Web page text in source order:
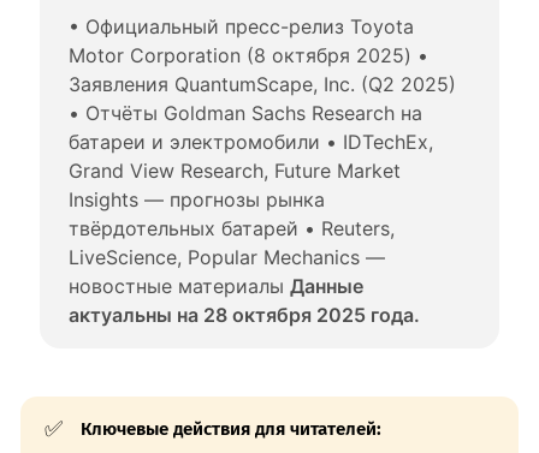
• Официальный пресс-релиз Toyota
Motor Corporation (8 октября 2025) •
Заявления QuantumScape, Inc. (Q2 2025)
• Отчёты Goldman Sachs Research на
батареи и электромобили • IDTechEx,
Grand View Research, Future Market
Insights — прогнозы рынка
твёрдотельных батарей • Reuters,
LiveScience, Popular Mechanics —
новостные материалы Данные
актуальны на 28 октября 2025 года.
✅ Ключевые действия для читателей: